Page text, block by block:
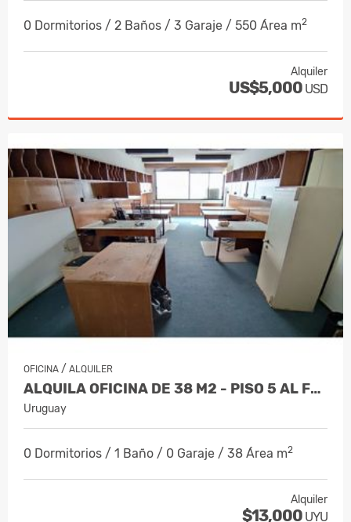
0 Dormitorios / 2 Baños / 3 Garaje / 550 Área m2
Alquiler
US$5,000 USD
OFICINA / ALQUILER
ALQUILA OFICINA DE 38 M2 - PISO 5 AL FRENTE - CIUDAD VIEJA
Uruguay
0 Dormitorios / 1 Baño / 0 Garaje / 38 Área m2
Alquiler
$13,000 UYU